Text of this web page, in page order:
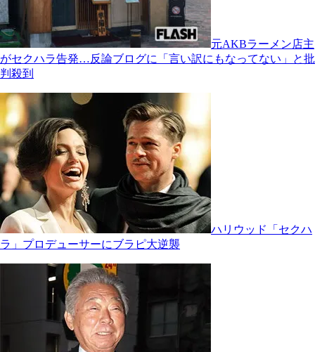
元AKBラーメン店主
がセクハラ告発…反論ブログに「言い訳にもなってない」と批
判殺到
ハリウッド「セクハ
ラ」プロデューサーにブラピ大逆襲